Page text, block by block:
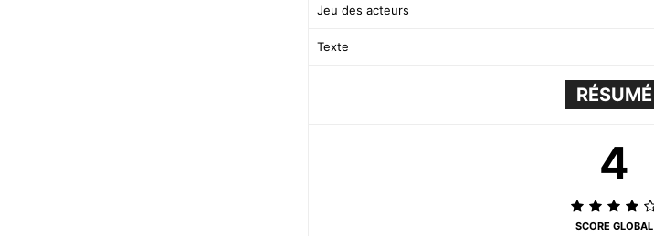
Jeu des acteurs
Texte
RÉSUMÉ
4
SCORE GLOBAL